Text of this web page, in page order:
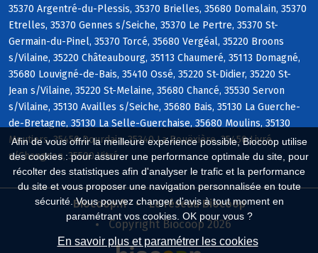
Afin de vous offrir la meilleure expérience possible, Biocoop utilise
des cookies : pour assurer une performance optimale du site, pour
récolter des statistiques afin d'analyser le trafic et la performance
du site et vous proposer une navigation personnalisée en toute
sécurité. Vous pouvez changer d'avis à tout moment en
paramétrant vos cookies. OK pour vous ?
En savoir plus et paramétrer les cookies
35370 Argentré-du-Plessis, 35370 Brielles, 35680 Domalain, 35370
Etrelles, 35370 Gennes s/Seiche, 35370 Le Pertre, 35370 St-
Germain-du-Pinel, 35370 Torcé, 35680 Vergéal, 35220 Broons
s/Vilaine, 35220 Châteaubourg, 35113 Chaumeré, 35113 Domagné,
35680 Louvigné-de-Bais, 35410 Ossé, 35220 St-Didier, 35220 St-
Jean s/Vilaine, 35220 St-Melaine, 35680 Chancé, 35530 Servon
s/Vilaine, 35130 Availles s/Seiche, 35680 Bais, 35130 La Guerche-
de-Bretagne, 35130 La Selle-Guerchaise, 35680 Moulins, 35130
Moutiers, 35450 Dourdain, 35340 La Bouëxière, 35450 Livré
s/Changeon, 35500 Vitré
Biocoop.fr
Le réseau Biocoop
Copyright Biocoop 2026